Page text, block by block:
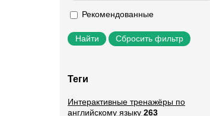
Рекомендованные
Сбросить фильтр
Теги
Интерактивные тренажёры по
английскому языку 263